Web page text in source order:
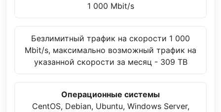
1 000 Mbit/s
Безлимитный трафик на скорости 1 000
Mbit/s, максимально возможный трафик на
указанной скорости за месяц - 309 TB
Операционные системы
CentOS, Debian, Ubuntu, Windows Server,